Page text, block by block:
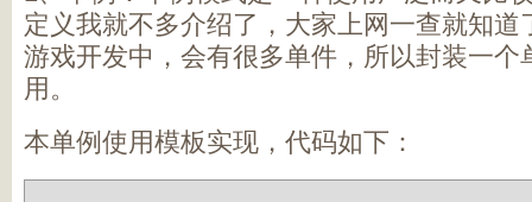
定义我就不多介绍了，大家上网一查就知道
游戏开发中，会有很多单件，所以封装一个
用。
本单例使用模板实现，代码如下：